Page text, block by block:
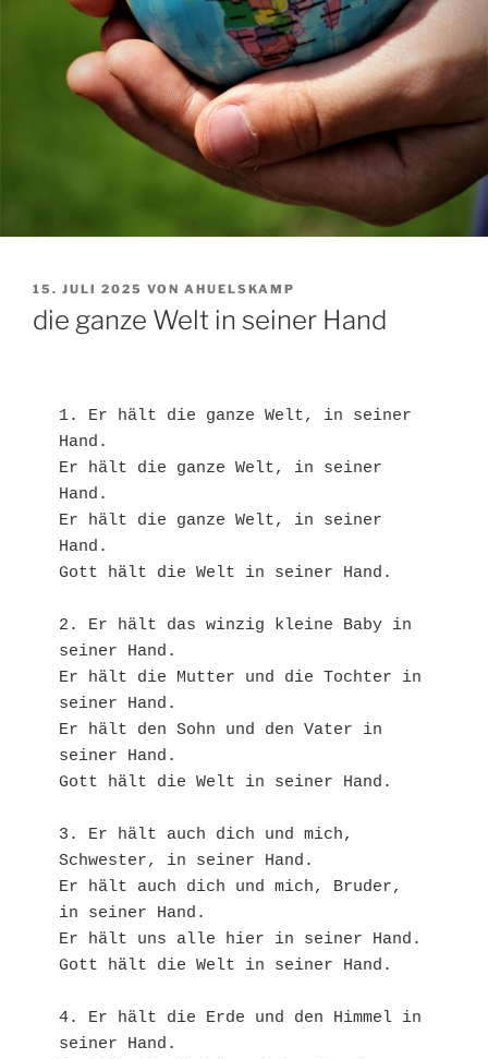
VERÖFFENTLICHT
AM
15. JULI 2025 VON AHUELSKAMP
die ganze Welt in seiner Hand
1. Er hält die ganze Welt, in seiner
Hand.
Er hält die ganze Welt, in seiner
Hand.
Er hält die ganze Welt, in seiner
Hand.
Gott hält die Welt in seiner Hand.
2. Er hält das winzig kleine Baby in
seiner Hand.
Er hält die Mutter und die Tochter in
seiner Hand.
Er hält den Sohn und den Vater in
seiner Hand.
Gott hält die Welt in seiner Hand.
3. Er hält auch dich und mich,
Schwester, in seiner Hand.
Er hält auch dich und mich, Bruder,
in seiner Hand.
Er hält uns alle hier in seiner Hand.
Gott hält die Welt in seiner Hand.
4. Er hält die Erde und den Himmel in
seiner Hand.